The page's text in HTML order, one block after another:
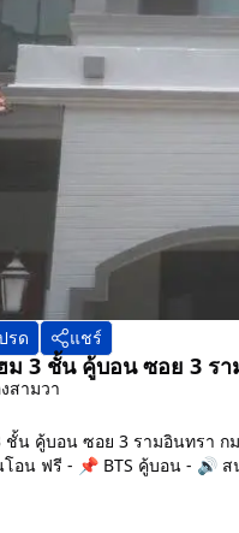
รด แชร์
3 ชั้น คู้บอน ซอย 3 ร
สามวา
น คู้บอน ซอย 3 รามอินทรา ก
น ฟรี - 📌 BTS คู้บอน - 🔊 ส